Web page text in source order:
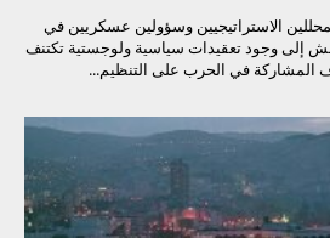
الاستراتيجيين وسؤولين عسكريين في
إلى وجود تعقيدات سياسية ولوجستية تكتنف
المشاركة في الحرب على التنظيم...